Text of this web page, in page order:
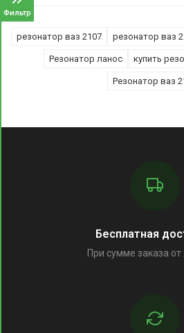
Фильтр
резонатор ваз 2107 резонатор ваз
Резонатор ланос купить
Резонатор ваз
Бесплатная
При сумме заказа от